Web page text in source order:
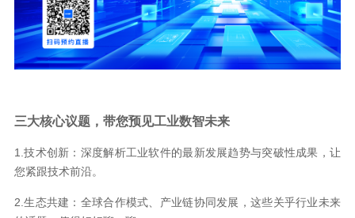
三大核心议题，带您预见工业数智未来
1.技术创新：深度解析工业软件的最新发展趋势与突破性成果，让
您紧跟技术前沿。
2.生态共建：全球合作模式、产业链协同发展，这些关乎行业未来